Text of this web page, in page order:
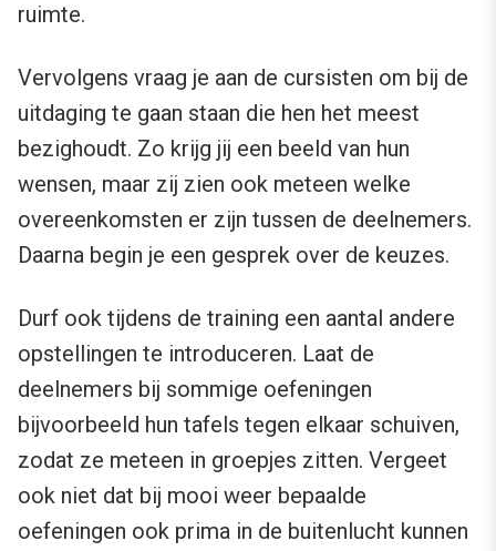
ruimte.
Vervolgens vraag je aan de cursisten om bij de
uitdaging te gaan staan die hen het meest
bezighoudt. Zo krijg jij een beeld van hun
wensen, maar zij zien ook meteen welke
overeenkomsten er zijn tussen de deelnemers.
Daarna begin je een gesprek over de keuzes.
Durf ook tijdens de training een aantal andere
opstellingen te introduceren. Laat de
deelnemers bij sommige oefeningen
bijvoorbeeld hun tafels tegen elkaar schuiven,
zodat ze meteen in groepjes zitten. Vergeet
ook niet dat bij mooi weer bepaalde
oefeningen ook prima in de buitenlucht kunnen